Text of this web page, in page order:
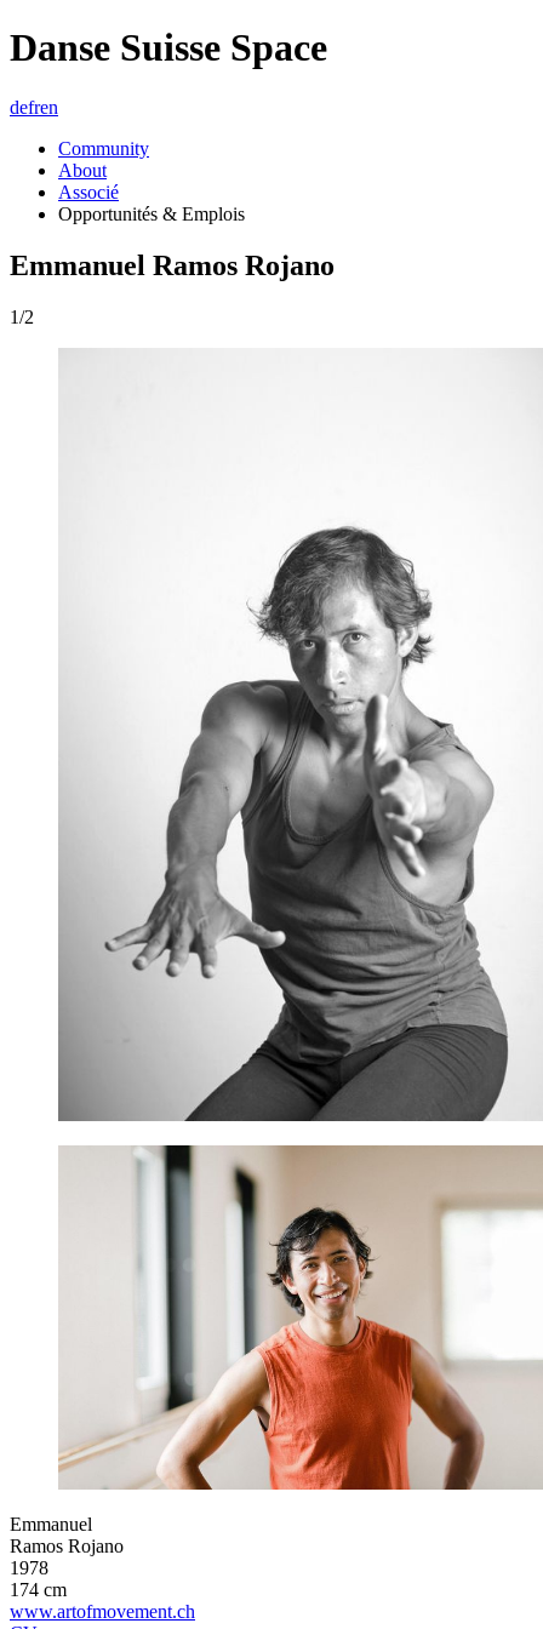
Danse Suisse Space
defren
Community
About
Associé
Opportunités & Emplois
Emmanuel Ramos Rojano
1/2
Emmanuel
Ramos Rojano
1978
174 cm
www.artofmovement.ch